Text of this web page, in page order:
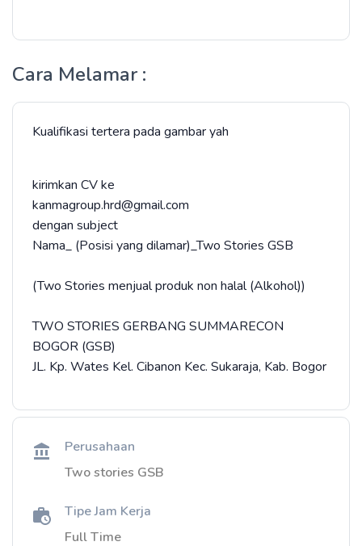
Cara Melamar :
Kualifikasi tertera pada gambar yah
kirimkan CV ke
kanmagroup.hrd@gmail.com
dengan subject
Nama_ (Posisi yang dilamar)_Two Stories GSB
(Two Stories menjual produk non halal (Alkohol))
TWO STORIES GERBANG SUMMARECON
BOGOR (GSB)
JL. Kp. Wates Kel. Cibanon Kec. Sukaraja, Kab. Bogor
Perusahaan
Two stories GSB
Tipe Jam Kerja
Full Time